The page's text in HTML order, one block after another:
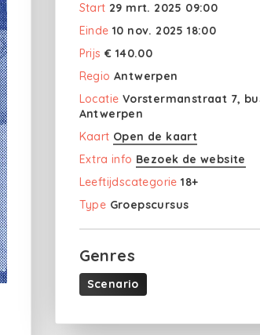
Start 29 mrt. 2025 09:00
Einde 10 nov. 2025 18:00
Prijs € 140.00
Regio Antwerpen
Locatie Vorstermanstraat 7,
Antwerpen
Kaart Open de kaart
Extra info Bezoek de website
Leeftijdscategorie 18+
Type Groepscursus
Genres
Scenario